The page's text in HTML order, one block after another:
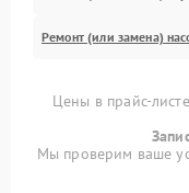
Ремонт (или замена)
Цены в прайс-
Мы проверим ваше